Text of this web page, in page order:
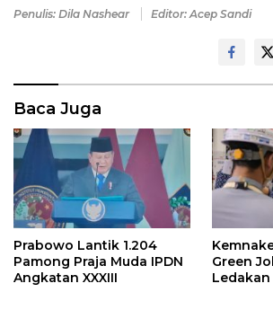
Penulis: Dila Nashear Editor: Acep Sandi
Baca Juga
Prabowo Lantik 1.204
Pamong Praja Muda IPDN
Angkatan XXXIII
Green
Ledakan